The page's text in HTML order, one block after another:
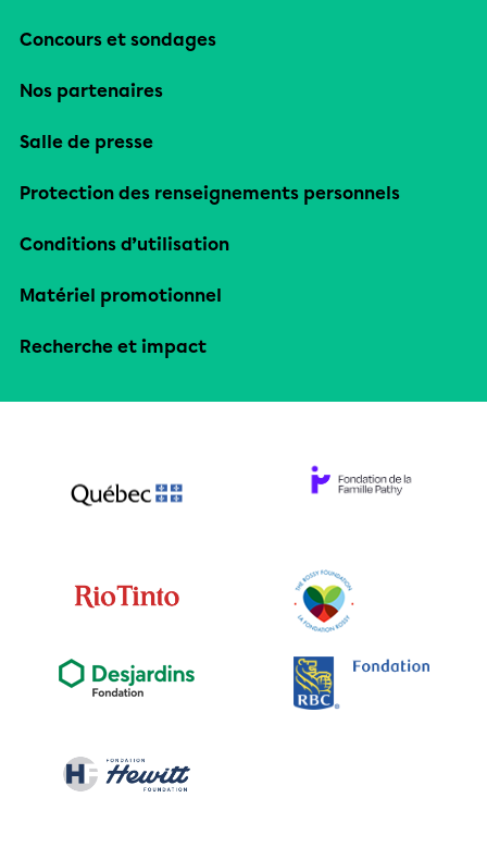
Concours et sondages
Nos partenaires
Salle de presse
Protection des renseignements personnels
Conditions d’utilisation
Matériel promotionnel
Recherche et impact